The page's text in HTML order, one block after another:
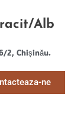
Alb
2, Chișinău.
ne